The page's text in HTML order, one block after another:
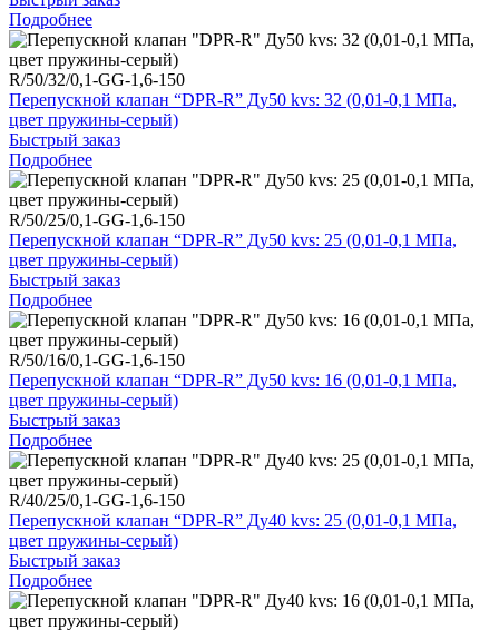
Подробнее
R/50/32/0,1-GG-1,6-150
Перепускной клапан “DPR-R” Ду50 kvs: 32 (0,01-0,1 МПа,
цвет пружины-серый)
Быстрый заказ
Подробнее
R/50/25/0,1-GG-1,6-150
Перепускной клапан “DPR-R” Ду50 kvs: 25 (0,01-0,1 МПа,
цвет пружины-серый)
Быстрый заказ
Подробнее
R/50/16/0,1-GG-1,6-150
Перепускной клапан “DPR-R” Ду50 kvs: 16 (0,01-0,1 МПа,
цвет пружины-серый)
Быстрый заказ
Подробнее
R/40/25/0,1-GG-1,6-150
Перепускной клапан “DPR-R” Ду40 kvs: 25 (0,01-0,1 МПа,
цвет пружины-серый)
Быстрый заказ
Подробнее